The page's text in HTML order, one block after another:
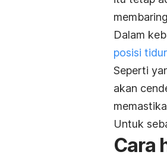
Dalam
posisi tidur
Seperti
akan
Untuk
Cara